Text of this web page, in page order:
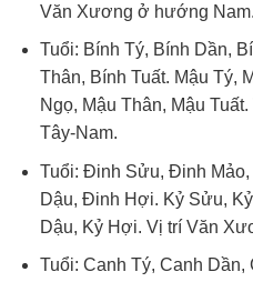
Văn Xương ở hướng Nam.
Tuổi: Bính Tý, Bính Dần,
Thân, Bính Tuất. Mậu Tý,
Ngọ, Mậu Thân, Mậu
Tây-Nam.
Tuổi: Đinh Sửu, Đinh
Dậu, Đinh Hợi. Kỷ Sửu,
Dậu, Kỷ Hợi. Vị trí Văn
Tuổi: Canh Tý, Canh